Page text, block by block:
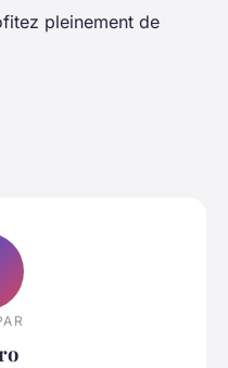
pleinement de